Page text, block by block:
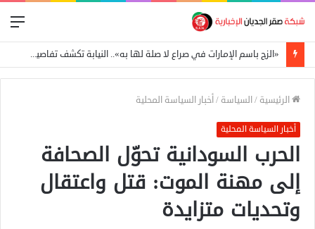
«الزج باسم الإمارات في صراع لا صلة لها به».. النيابة تكشف تفاصيل قضية العتاد العسكري للسودان
الرئيسية /السياسة /أخبار السياسة المحلية
أخبار السياسة المحلية
الحرب السودانية تحوّل الصحافة
إلى مهنة الموت: قتل واعتقال
وتحديات متزايدة